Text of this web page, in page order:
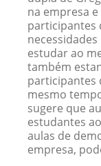
na empresa
participantes
estudar ao
também
participantes
mesmo
sugere que
estudantes
aulas de
empresa,